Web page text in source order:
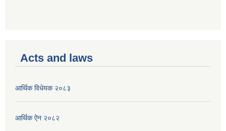
Acts and laws
आर्थिक विधेयक २०८३
आर्थिक ऐन २०८२